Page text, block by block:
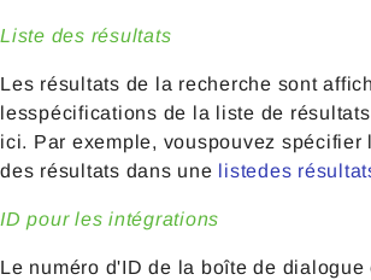
Liste des résultats
Les résultats de la recherche sont
lesspécifications de la liste de
ici. Par exemple, vouspouvez spécifier
des résultats dans une listedes
ID pour les intégrations
Le numéro d'ID de la boîte de dialogue